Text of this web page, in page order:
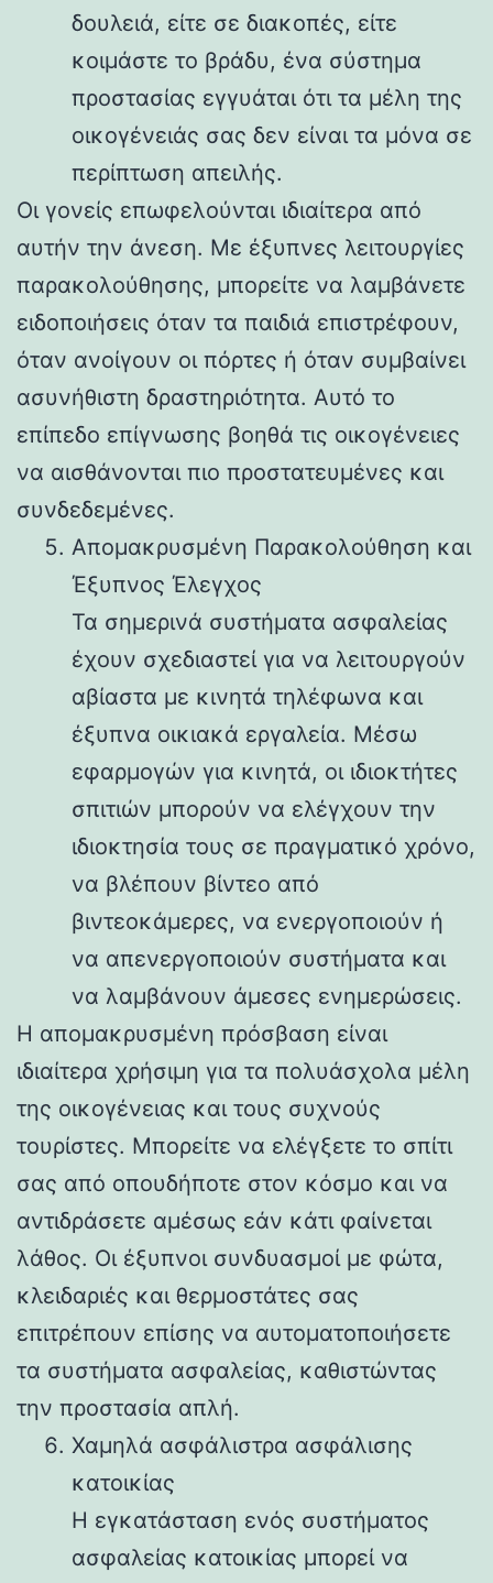
δουλειά, είτε σε διακοπές, είτε
κοιμάστε το βράδυ, ένα σύστημα
προστασίας εγγυάται ότι τα μέλη της
οικογένειάς σας δεν είναι τα μόνα σε
περίπτωση απειλής.
Οι γονείς επωφελούνται ιδιαίτερα από
αυτήν την άνεση. Με έξυπνες λειτουργίες
παρακολούθησης, μπορείτε να λαμβάνετε
ειδοποιήσεις όταν τα παιδιά επιστρέφουν,
όταν ανοίγουν οι πόρτες ή όταν συμβαίνει
ασυνήθιστη δραστηριότητα. Αυτό το
επίπεδο επίγνωσης βοηθά τις οικογένειες
να αισθάνονται πιο προστατευμένες και
συνδεδεμένες.
Απομακρυσμένη Παρακολούθηση και
Έξυπνος Έλεγχος
Τα σημερινά συστήματα ασφαλείας
έχουν σχεδιαστεί για να λειτουργούν
αβίαστα με κινητά τηλέφωνα και
έξυπνα οικιακά εργαλεία. Μέσω
εφαρμογών για κινητά, οι ιδιοκτήτες
σπιτιών μπορούν να ελέγχουν την
ιδιοκτησία τους σε πραγματικό χρόνο,
να βλέπουν βίντεο από
βιντεοκάμερες, να ενεργοποιούν ή
να απενεργοποιούν συστήματα και
να λαμβάνουν άμεσες ενημερώσεις.
Η απομακρυσμένη πρόσβαση είναι
ιδιαίτερα χρήσιμη για τα πολυάσχολα μέλη
της οικογένειας και τους συχνούς
τουρίστες. Μπορείτε να ελέγξετε το σπίτι
σας από οπουδήποτε στον κόσμο και να
αντιδράσετε αμέσως εάν κάτι φαίνεται
λάθος. Οι έξυπνοι συνδυασμοί με φώτα,
κλειδαριές και θερμοστάτες σας
επιτρέπουν επίσης να αυτοματοποιήσετε
τα συστήματα ασφαλείας, καθιστώντας
την προστασία απλή.
Χαμηλά ασφάλιστρα ασφάλισης
κατοικίας
Η εγκατάσταση ενός συστήματος
ασφαλείας κατοικίας μπορεί να